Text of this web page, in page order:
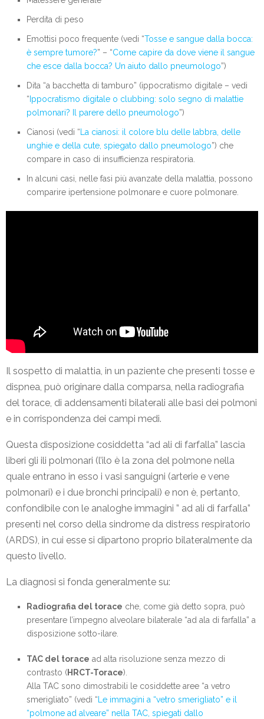
Perdita di peso
Emottisi poco frequente (vedi “Tosse e sangue dalla bocca:
è sempre tumore?” – “Come capire da dove viene il sangue
che esce dalla bocca? Un aiuto dallo pneumologo”)
Dita “a bacchetta di tamburo” (ippocratismo digitale – vedi
“ Ippocratismo digitale o clubbing: solo segno di malattie
polmonari? Il parere dello pneumologo”)
Cianosi (vedi “La cianosi: il colore blu delle labbra, delle
unghie e della cute, spiegato dallo pneumologo”) che
compare in caso di insufficienza respiratoria.
In alcuni casi, nelle fasi più avanzate della malattia, possono
comparire ipertensione polmonare e cuore polmonare.
Il sospetto di malattia, in un paziente che presenti tosse e
dispnea, può originare dalla comparsa, nella radiografia
del torace, di addensamenti bilaterali alle basi dei polmoni
e in corrispondenza dei campi medi.
Questa disposizione cosiddetta “ad ali di farfalla” lascia
liberi gli ili polmonari (l’ilo è la zona del polmone nella
quale entrano in esso i vasi sanguigni (arterie e vene
polmonari) e i due bronchi principali) e non è, pertanto,
confondibile con le analoghe immagini ” ad ali di farfalla”
presenti nel corso della sindrome da distress respiratorio
(ARDS), in cui esse si dipartono proprio bilateralmente da
questo livello.
La diagnosi si fonda generalmente su:
Radiografia del torace che, come già detto sopra, può
presentare l’impegno alveolare bilaterale “ad ala di farfalla” a
disposizione sotto-ilare.
TAC del torace ad alta risoluzione senza mezzo di
contrasto (HRCT-Torace).
Alla TAC sono dimostrabili le cosiddette aree “a vetro
smerigliato” (vedi “ Le immagini a “vetro smerigliato” e il
“polmone ad alveare” nella TAC, spiegati dallo